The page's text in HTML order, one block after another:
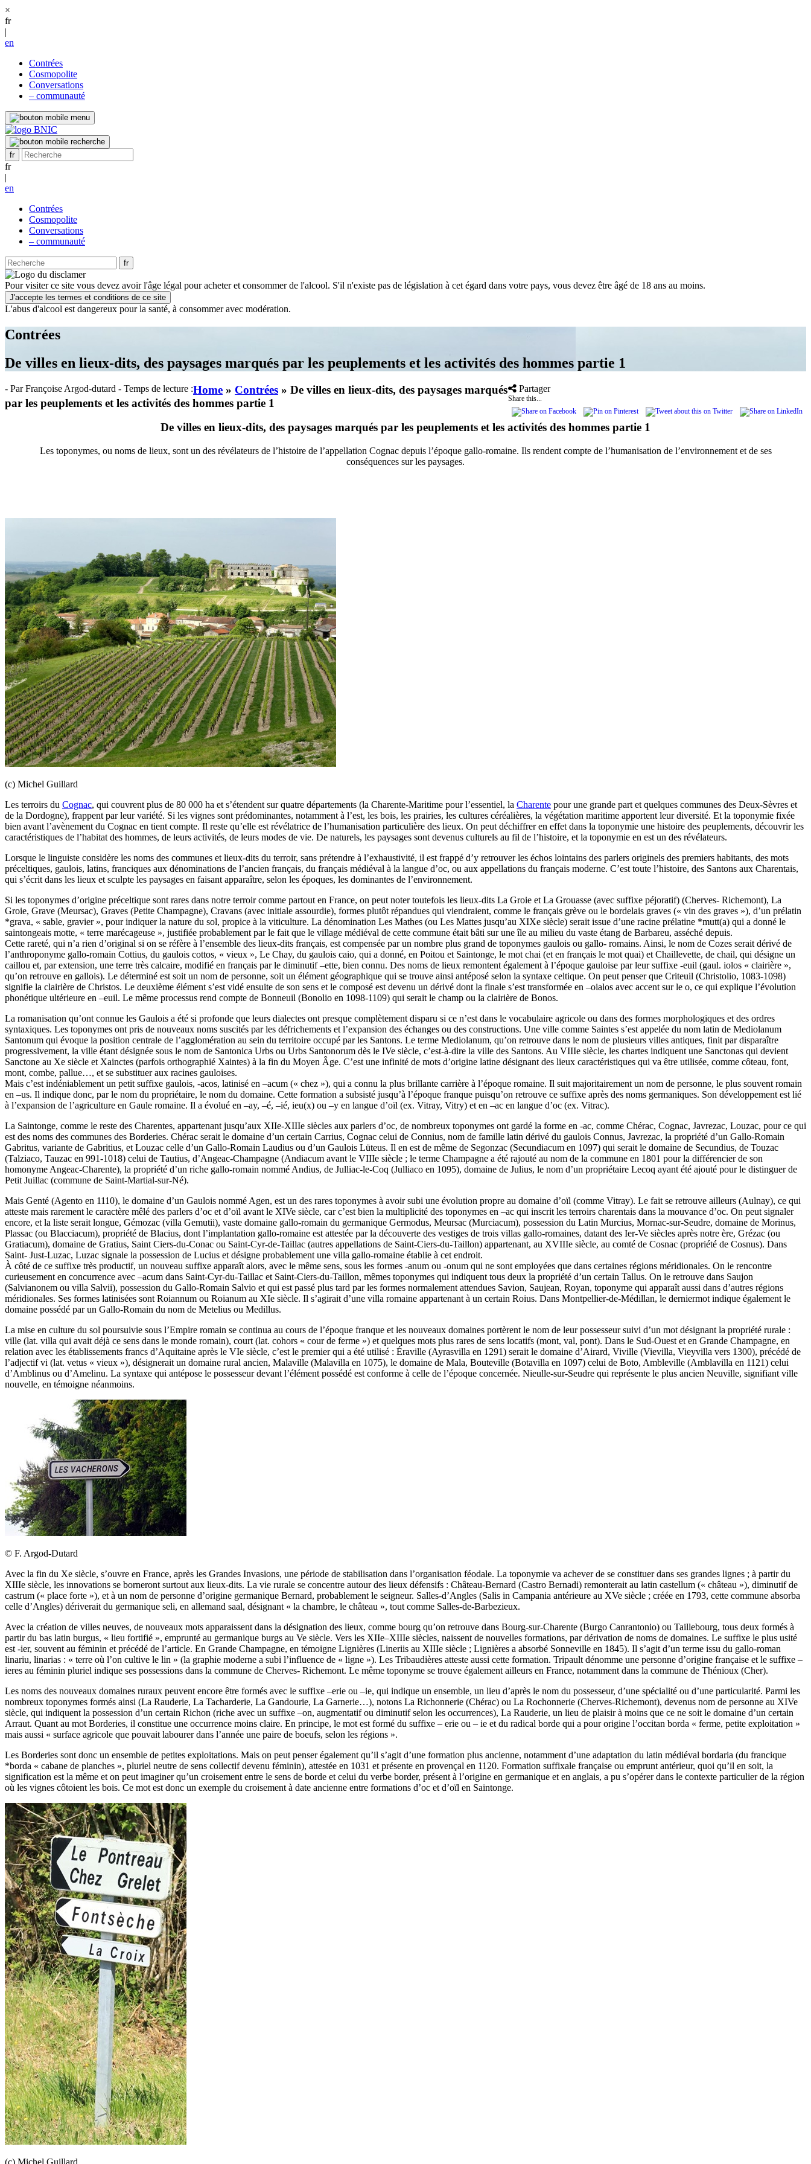
×
fr
|
en
Contrées
Cosmopolite
Conversations
– communauté
fr
|
en
Contrées
Cosmopolite
Conversations
– communauté
Pour visiter ce site vous devez avoir l'âge légal pour acheter et consommer de l'alcool. S'il n'existe pas de législation à cet égard dans votre pays, vous devez être âgé de 18 ans au moins.
J'accepte les termes et conditions de ce site
L'abus d'alcool est dangereux pour la santé, à consommer avec modération.
Contrées
De villes en lieux-dits, des paysages marqués par les peuplements et les activités des hommes partie 1
- Par Françoise Argod-dutard - Temps de lecture : Partager
Share this...
Home » Contrées » De villes en lieux-dits, des paysages marqués
par les peuplements et les activités des hommes partie 1
De villes en lieux-dits, des paysages marqués par les peuplements et les activités des hommes partie 1
Les toponymes, ou noms de lieux, sont un des révélateurs de l’histoire de l’appellation Cognac depuis l’époque gallo-romaine. Ils rendent compte de l’humanisation de l’environnement et de ses
conséquences sur les paysages.
(c) Michel Guillard
Les terroirs du Cognac, qui couvrent plus de 80 000 ha et s’étendent sur quatre départements (la Charente-Maritime pour l’essentiel, la Charente pour une grande part et quelques communes des Deux-Sèvres et
de la Dordogne), frappent par leur variété. Si les vignes sont prédominantes, notamment à l’est, les bois, les prairies, les cultures céréalières, la végétation maritime apportent leur diversité. Et la toponymie fixée
bien avant l’avènement du Cognac en tient compte. Il reste qu’elle est révélatrice de l’humanisation particulière des lieux. On peut déchiffrer en effet dans la toponymie une histoire des peuplements, découvrir les
caractéristiques de l’habitat des hommes, de leurs activités, de leurs modes de vie. De naturels, les paysages sont devenus culturels au fil de l’histoire, et la toponymie en est un des révélateurs.
Lorsque le linguiste considère les noms des communes et lieux-dits du terroir, sans prétendre à l’exhaustivité, il est frappé d’y retrouver les échos lointains des parlers originels des premiers habitants, des mots
préceltiques, gaulois, latins, franciques aux dénominations de l’ancien français, du français médiéval à la langue d’oc, ou aux appellations du français moderne. C’est toute l’histoire, des Santons aux Charentais,
qui s’écrit dans les lieux et sculpte les paysages en faisant apparaître, selon les époques, les dominantes de l’environnement.
Si les toponymes d’origine préceltique sont rares dans notre terroir comme partout en France, on peut noter toutefois les lieux-dits La Groie et La Grouasse (avec suffixe péjoratif) (Cherves- Richemont), La
Groie, Grave (Meursac), Graves (Petite Champagne), Cravans (avec initiale assourdie), formes plutôt répandues qui viendraient, comme le français grève ou le bordelais graves (« vin des graves »), d’un prélatin
*grava, « sable, gravier », pour indiquer la nature du sol, propice à la viticulture. La dénomination Les Mathes (ou Les Mattes jusqu’au XIXe siècle) serait issue d’une racine prélatine *mutt(a) qui a donné le
saintongeais motte, « terre marécageuse », justifiée probablement par le fait que le village médiéval de cette commune était bâti sur une île au milieu du vaste étang de Barbareu, asséché depuis.
Cette rareté, qui n’a rien d’original si on se réfère à l’ensemble des lieux-dits français, est compensée par un nombre plus grand de toponymes gaulois ou gallo- romains. Ainsi, le nom de Cozes serait dérivé de
l’anthroponyme gallo-romain Cottius, du gaulois cottos, « vieux », Le Chay, du gaulois caio, qui a donné, en Poitou et Saintonge, le mot chai (et en français le mot quai) et Chaillevette, de chail, qui désigne un
caillou et, par extension, une terre très calcaire, modifié en français par le diminutif –ette, bien connu. Des noms de lieux remontent également à l’époque gauloise par leur suffixe -euil (gaul. iolos « clairière »,
qu’on retrouve en gallois). Le déterminé est soit un nom de personne, soit un élément géographique qui se trouve ainsi antéposé selon la syntaxe celtique. On peut penser que Criteuil (Christolio, 1083-1098)
signifie la clairière de Christos. Le deuxième élément s’est vidé ensuite de son sens et le composé est devenu un dérivé dont la finale s’est transformée en –oialos avec accent sur le o, ce qui explique l’évolution
phonétique ultérieure en –euil. Le même processus rend compte de Bonneuil (Bonolio en 1098-1109) qui serait le champ ou la clairière de Bonos.
La romanisation qu’ont connue les Gaulois a été si profonde que leurs dialectes ont presque complètement disparu si ce n’est dans le vocabulaire agricole ou dans des formes morphologiques et des ordres
syntaxiques. Les toponymes ont pris de nouveaux noms suscités par les défrichements et l’expansion des échanges ou des constructions. Une ville comme Saintes s’est appelée du nom latin de Mediolanum
Santonum qui évoque la position centrale de l’agglomération au sein du territoire occupé par les Santons. Le terme Mediolanum, qu’on retrouve dans le nom de plusieurs villes antiques, finit par disparaître
progressivement, la ville étant désignée sous le nom de Santonica Urbs ou Urbs Santonorum dès le IVe siècle, c’est-à-dire la ville des Santons. Au VIIIe siècle, les chartes indiquent une Sanctonas qui devient
Sanctone au Xe siècle et Xainctes (parfois orthographié Xaintes) à la fin du Moyen Âge. C’est une infinité de mots d’origine latine désignant des lieux caractéristiques qui va être utilisée, comme côteau, font,
mont, combe, pallue…, et se substituer aux racines gauloises.
Mais c’est indéniablement un petit suffixe gaulois, -acos, latinisé en –acum (« chez »), qui a connu la plus brillante carrière à l’époque romaine. Il suit majoritairement un nom de personne, le plus souvent romain
en –us. Il indique donc, par le nom du propriétaire, le nom du domaine. Cette formation a subsisté jusqu’à l’époque franque puisqu’on retrouve ce suffixe après des noms germaniques. Son développement est lié
à l’expansion de l’agriculture en Gaule romaine. Il a évolué en –ay, –é, –ié, ieu(x) ou –y en langue d’oïl (ex. Vitray, Vitry) et en –ac en langue d’oc (ex. Vitrac).
La Saintonge, comme le reste des Charentes, appartenant jusqu’aux XIIe-XIIIe siècles aux parlers d’oc, de nombreux toponymes ont gardé la forme en -ac, comme Chérac, Cognac, Javrezac, Louzac, pour ce qui
est des noms des communes des Borderies. Chérac serait le domaine d’un certain Carrius, Cognac celui de Connius, nom de famille latin dérivé du gaulois Connus, Javrezac, la propriété d’un Gallo-Romain
Gabritus, variante de Gabritius, et Louzac celle d’un Gallo-Romain Laudius ou d’un Gaulois Lüteus. Il en est de même de Segonzac (Secundiacum en 1097) qui serait le domaine de Secundius, de Touzac
(Talziaco, Tauzac en 991-1018) celui de Tautius, d’Angeac-Champagne (Andiacum avant le VIIIe siècle ; le terme Champagne a été rajouté au nom de la commune en 1801 pour la différencier de son
homonyme Angeac-Charente), la propriété d’un riche gallo-romain nommé Andius, de Julliac-le-Coq (Julliaco en 1095), domaine de Julius, le nom d’un propriétaire Lecoq ayant été ajouté pour le distinguer de
Petit Juillac (commune de Saint-Martial-sur-Né).
Mais Genté (Agento en 1110), le domaine d’un Gaulois nommé Agen, est un des rares toponymes à avoir subi une évolution propre au domaine d’oïl (comme Vitray). Le fait se retrouve ailleurs (Aulnay), ce qui
atteste mais rarement le caractère mêlé des parlers d’oc et d’oïl avant le XIVe siècle, car c’est bien la multiplicité des toponymes en –ac qui inscrit les terroirs charentais dans la mouvance d’oc. On peut signaler
encore, et la liste serait longue, Gémozac (villa Gemutii), vaste domaine gallo-romain du germanique Germodus, Meursac (Murciacum), possession du Latin Murcius, Mornac-sur-Seudre, domaine de Morinus,
Plassac (ou Blacciacum), propriété de Blacius, dont l’implantation gallo-romaine est attestée par la découverte des vestiges de trois villas gallo-romaines, datant des Ier-Ve siècles après notre ère, Grézac (ou
Gratiacum), domaine de Gratius, Saint Ciers-du-Conac ou Saint-Cyr-de-Taillac (autres appellations de Saint-Ciers-du-Taillon) appartenant, au XVIIIe siècle, au comté de Cosnac (propriété de Cosnus). Dans
Saint- Just-Luzac, Luzac signale la possession de Lucius et désigne probablement une villa gallo-romaine établie à cet endroit.
À côté de ce suffixe très productif, un nouveau suffixe apparaît alors, avec le même sens, sous les formes -anum ou -onum qui ne sont employées que dans certaines régions méridionales. On le rencontre
curieusement en concurrence avec –acum dans Saint-Cyr-du-Taillac et Saint-Ciers-du-Taillon, mêmes toponymes qui indiquent tous deux la propriété d’un certain Tallus. On le retrouve dans Saujon
(Salvianonem ou villa Salvii), possession du Gallo-Romain Salvio et qui est passé plus tard par les formes normalement attendues Savion, Saujean, Royan, toponyme qui apparaît aussi dans d’autres régions
méridionales. Ses formes latinisées sont Roiannum ou Roianum au XIe siècle. Il s’agirait d’une villa romaine appartenant à un certain Roius. Dans Montpellier-de-Médillan, le derniermot indique également le
domaine possédé par un Gallo-Romain du nom de Metelius ou Medillus.
La mise en culture du sol poursuivie sous l’Empire romain se continua au cours de l’époque franque et les nouveaux domaines portèrent le nom de leur possesseur suivi d’un mot désignant la propriété rurale :
ville (lat. villa qui avait déjà ce sens dans le monde romain), court (lat. cohors « cour de ferme ») et quelques mots plus rares de sens locatifs (mont, val, pont). Dans le Sud-Ouest et en Grande Champagne, en
relation avec les établissements francs d’Aquitaine après le VIe siècle, c’est le premier qui a été utilisé : Éraville (Ayrasvilla en 1291) serait le domaine d’Airard, Viville (Vievilla, Vieyvilla vers 1300), précédé de
l’adjectif vi (lat. vetus « vieux »), désignerait un domaine rural ancien, Malaville (Malavilla en 1075), le domaine de Mala, Bouteville (Botavilla en 1097) celui de Boto, Ambleville (Amblavilla en 1121) celui
d’Amblinus ou d’Amelinu. La syntaxe qui antépose le possesseur devant l’élément possédé est conforme à celle de l’époque concernée. Nieulle-sur-Seudre qui représente le plus ancien Neuville, signifiant ville
nouvelle, en témoigne néanmoins.
© F. Argod-Dutard
Avec la fin du Xe siècle, s’ouvre en France, après les Grandes Invasions, une période de stabilisation dans l’organisation féodale. La toponymie va achever de se constituer dans ses grandes lignes ; à partir du
XIIIe siècle, les innovations se borneront surtout aux lieux-dits. La vie rurale se concentre autour des lieux défensifs : Château-Bernard (Castro Bernadi) remonterait au latin castellum (« château »), diminutif de
castrum (« place forte »), et à un nom de personne d’origine germanique Bernard, probablement le seigneur. Salles-d’Angles (Salis in Campania antérieure au XVe siècle ; créée en 1793, cette commune absorba
celle d’Angles) dériverait du germanique seli, en allemand saal, désignant « la chambre, le château », tout comme Salles-de-Barbezieux.
Avec la création de villes neuves, de nouveaux mots apparaissent dans la désignation des lieux, comme bourg qu’on retrouve dans Bourg-sur-Charente (Burgo Canrantonio) ou Taillebourg, tous deux formés à
partir du bas latin burgus, « lieu fortifié », emprunté au germanique burgs au Ve siècle. Vers les XIIe–XIIIe siècles, naissent de nouvelles formations, par dérivation de noms de domaines. Le suffixe le plus usité
est -ier, souvent au féminin et précédé de l’article. En Grande Champagne, en témoigne Lignières (Lineriis au XIIIe siècle ; Lignières a absorbé Sonneville en 1845). Il s’agit d’un terme issu du gallo-roman
linariu, linarias : « terre où l’on cultive le lin » (la graphie moderne a subi l’influence de « ligne »). Les Tribaudières atteste aussi cette formation. Tripault dénomme une personne d’origine française et le suffixe –
ieres au féminin pluriel indique ses possessions dans la commune de Cherves- Richemont. Le même toponyme se trouve également ailleurs en France, notamment dans la commune de Thénioux (Cher).
Les noms des nouveaux domaines ruraux peuvent encore être formés avec le suffixe –erie ou –ie, qui indique un ensemble, un lieu d’après le nom du possesseur, d’une spécialité ou d’une particularité. Parmi les
nombreux toponymes formés ainsi (La Rauderie, La Tacharderie, La Gandourie, La Garnerie…), notons La Richonnerie (Chérac) ou La Rochonnerie (Cherves-Richemont), devenus nom de personne au XIVe
siècle, qui indiquent la possession d’un certain Richon (riche avec un suffixe –on, augmentatif ou diminutif selon les occurrences), La Rauderie, un lieu de plaisir à moins que ce ne soit le domaine d’un certain
Arraut. Quant au mot Borderies, il constitue une occurrence moins claire. En principe, le mot est formé du suffixe – erie ou – ie et du radical borde qui a pour origine l’occitan borda « ferme, petite exploitation »
mais aussi « surface agricole que pouvait labourer dans l’année une paire de boeufs, selon les régions ».
Les Borderies sont donc un ensemble de petites exploitations. Mais on peut penser également qu’il s’agit d’une formation plus ancienne, notamment d’une adaptation du latin médiéval bordaria (du francique
*borda « cabane de planches », pluriel neutre de sens collectif devenu féminin), attestée en 1031 et présente en provençal en 1120. Formation suffixale française ou emprunt antérieur, quoi qu’il en soit, la
signification est la même et on peut imaginer qu’un croisement entre le sens de borde et celui du verbe border, présent à l’origine en germanique et en anglais, a pu s’opérer dans le contexte particulier de la région
où les vignes côtoient les bois. Ce mot est donc un exemple du croisement à date ancienne entre formations d’oc et d’oïl en Saintonge.